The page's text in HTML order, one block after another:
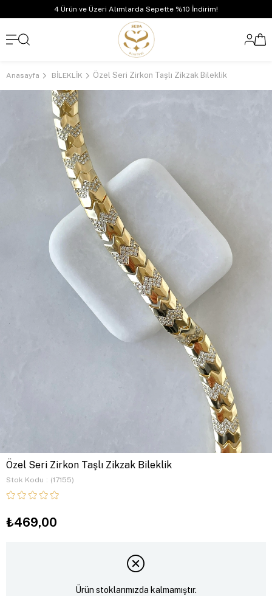
4 Ürün ve Üzeri Alımlarda Sepette %10 İndirim!
Anasayfa BİLEKLİK Özel Seri Zirkon Taşlı Zikzak Bileklik
Özel Seri Zirkon Taşlı Zikzak Bileklik
Stok Kodu (17155)
₺469,00
Ürün stoklarımızda kalmamıştır.